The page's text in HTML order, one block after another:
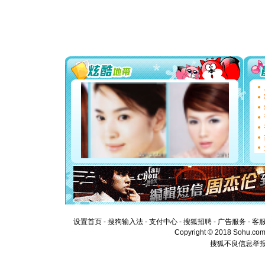
你太多，
要平安
[圣诞节]
能正大
都要快乐
[圣诞节]
如意,快
[元旦]
看
断电。
你是我
[元旦]
起；二是
离。水晶
[元旦]当
泣，这痛
[春节] 风
颜！冬去
道一声平
设置首页 - 搜狗输入法 - 支付中心 - 搜狐招聘 - 广告服务 - 客
Copyright © 2018
搜狐不良信息举